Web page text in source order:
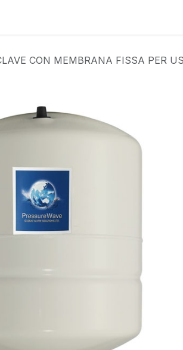
CON MEMBRANA FISSA PER